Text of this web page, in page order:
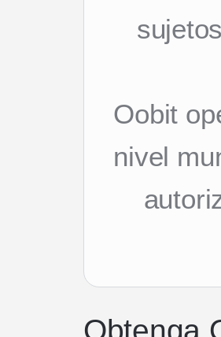
Oobit
nivel
Obtenga